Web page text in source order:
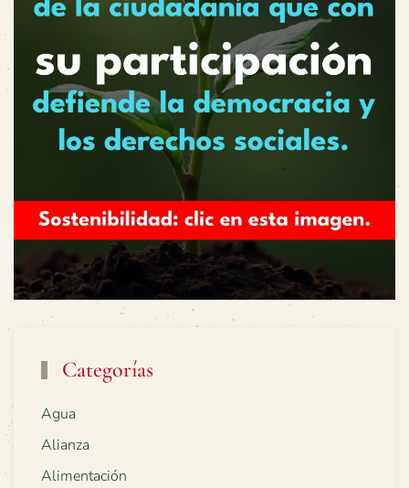
Categorías
Agua
Alianza
Alimentación